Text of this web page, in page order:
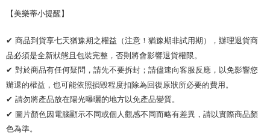
【美樂蒂小提醒】
✔ 商品到貨享七天猶豫期之權益（注意！猶豫期非試用期），辦理退貨商
品必須是全新狀態且包裝完整，否則將會影響退貨權限。
✔ 對於商品有任何疑問，請先不要拆封；請儘速向客服反應，以免影響您
辦退的權益，也可能依照損毀程度扣除為回復原狀所必要的費用。
✔ 請勿將產品放在陽光曝曬的地方以免產品變質。
✔ 圖片顏色因電腦顯示不同或個人觀感不同而略有差異，請以實際商品顏
色為準。